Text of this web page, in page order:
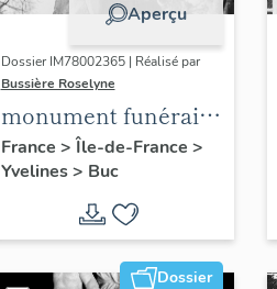
Aperçu
Dossier IM78002365 | Réalisé par
Bussière Roselyne
monument funéraire
de Jean Casale
France > Île-de-France >
Yvelines> Buc
Dossier